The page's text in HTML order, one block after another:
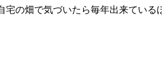
宅の畑で気づいたら毎年出来てい